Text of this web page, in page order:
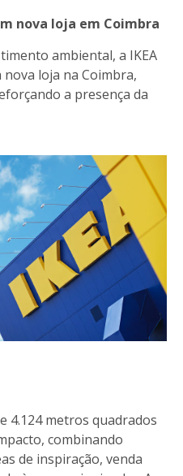
nova loja em Coimbra
ambiental, a IKEA
loja na Coimbra,
a presença da
4.124 metros quadrados
combinando
de inspiração, venda